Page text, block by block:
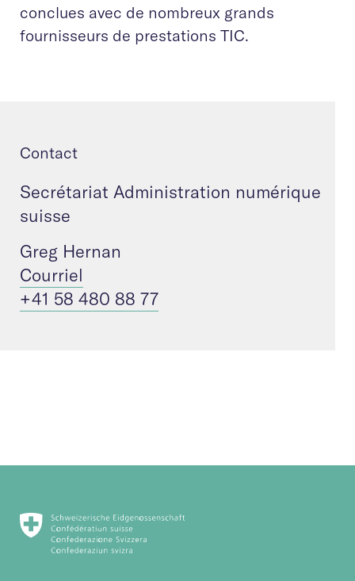
conclues avec de nombreux grands
fournisseurs de prestations TIC.
Contact
Secrétariat Administration numérique
suisse
Greg Hernan
Courriel
+41 58 480 88 77